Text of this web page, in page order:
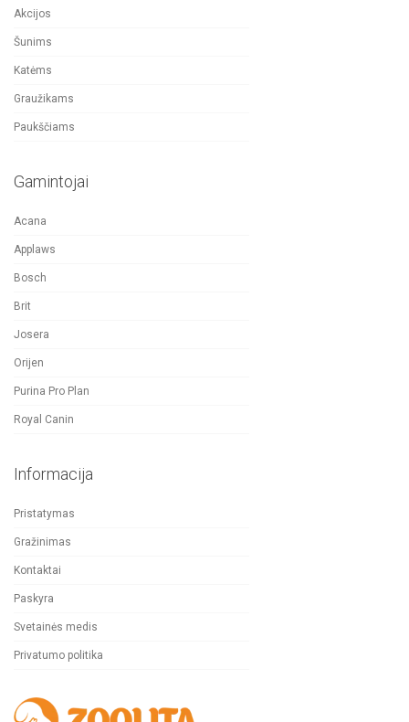
Akcijos
Šunims
Katėms
Graužikams
Paukščiams
Gamintojai
Acana
Applaws
Bosch
Brit
Josera
Orijen
Purina Pro Plan
Royal Canin
Informacija
Pristatymas
Gražinimas
Kontaktai
Paskyra
Svetainės medis
Privatumo politika